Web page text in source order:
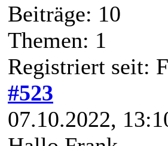
Beiträge: 10
Themen: 1
Registriert seit:
#523
07.10.2022,